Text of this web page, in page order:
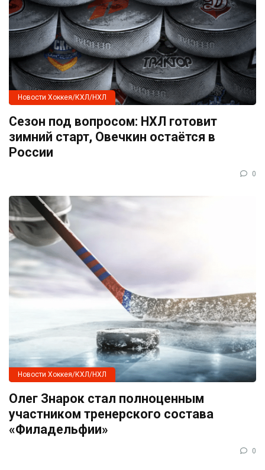
Новости Хоккея/КХЛ/НХЛ
Сезон под вопросом: НХЛ готовит
зимний старт, Овечкин остаётся в
России
0
Новости Хоккея/КХЛ/НХЛ
Олег Знарок стал полноценным
участником тренерского состава
«Филадельфии»
0